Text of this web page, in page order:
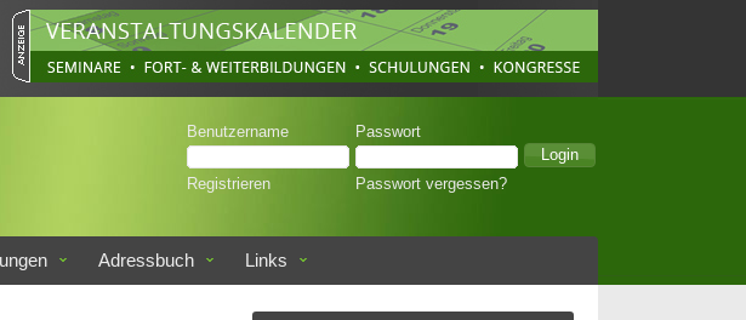
Benutzername Passwort
Registrieren Passwort vergessen?
Adressbuch Links